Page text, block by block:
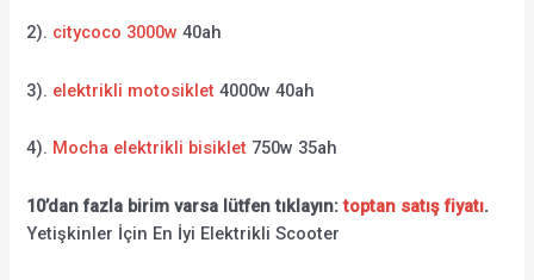
2). citycoco 3000w 40ah
3). elektrikli motosiklet 4000w 40ah
4). Mocha elektrikli bisiklet 750w 35ah
10’dan fazla birim varsa lütfen tıklayın:toptan satış fiyatı.
Yetişkinler İçin En İyi Elektrikli Scooter